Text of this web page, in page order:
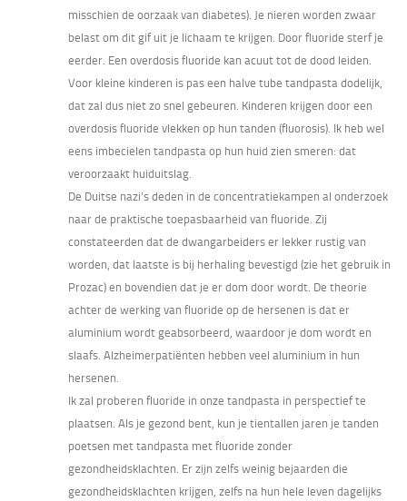
misschien de oorzaak van diabetes). Je nieren worden zwaar
belast om dit gif uit je lichaam te krijgen. Door fluoride sterf je
eerder. Een overdosis fluoride kan acuut tot de dood leiden.
Voor kleine kinderen is pas een halve tube tandpasta dodelijk,
dat zal dus niet zo snel gebeuren. Kinderen krijgen door een
overdosis fluoride vlekken op hun tanden (fluorosis). Ik heb wel
eens imbecielen tandpasta op hun huid zien smeren: dat
veroorzaakt huiduitslag.
De Duitse nazi’s deden in de concentratiekampen al onderzoek
naar de praktische toepasbaarheid van fluoride. Zij
constateerden dat de dwangarbeiders er lekker rustig van
worden, dat laatste is bij herhaling bevestigd (zie het gebruik in
Prozac) en bovendien dat je er dom door wordt. De theorie
achter de werking van fluoride op de hersenen is dat er
aluminium wordt geabsorbeerd, waardoor je dom wordt en
slaafs. Alzheimerpatiënten hebben veel aluminium in hun
hersenen.
Ik zal proberen fluoride in onze tandpasta in perspectief te
plaatsen. Als je gezond bent, kun je tientallen jaren je tanden
poetsen met tandpasta met fluoride zonder
gezondheidsklachten. Er zijn zelfs weinig bejaarden die
gezondheidsklachten krijgen, zelfs na hun hele leven dagelijks